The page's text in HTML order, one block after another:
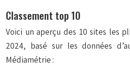
Classement top 10
Voici un aperçu des 10 sites les
2024, basé sur les données
Médiamétrie :